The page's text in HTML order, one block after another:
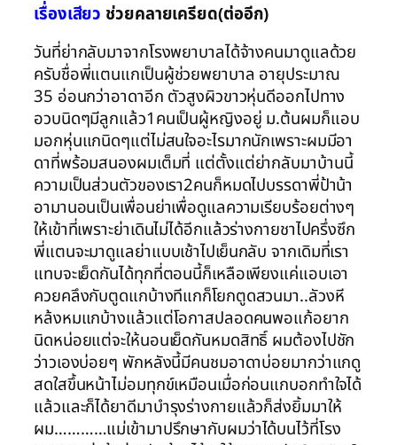
เรื่องเสียว ช่วยคลายเครียด(ต่ออีก)
วันที่ย่ากลับมาจากโรงพยาบาลได้จ้างคนมาดูแลด้วย
ครับชื่อพี่แตนแกเป็นผู้ช่วยพยาบาล อายุประมาณ
35 อ่อนกว่าอาดาอีก ตัวสูงผิวขาวหุ่นดีออกไปทาง
อวบนิดๆมีลูกแล้ว1คนเป็นผู้หญิงอยู่ ม.ต้นผมก็แอบ
มอกหุ่นแกนิดๆแต่ไม่สนใจอะไรมากนักเพราะผมมีอา
ดาที่พร้อมสนองผมเต็มที่ แต่ตั้งแต่ย่ากลับมาบ้านนี้
ความเป็นส่วนตัวของเรา2คนก็หมดไปบรรดาพี่ป้าน้า
อามานอนเป็นเพื่อนย่าเพื่อดูแลความเรียบร้อยต่างๆ
ให้เข้าที่เพราะย่าเดินไม่ได้อีกแล้วร่างกายชาไปครึ่งซึก
พี่แตนจะมาดูแลย่าแบบเช้าไปเย็นกลับ จากเดิมที่เรา
แทบจะเย็ดกันได้ทุกที่ตอนนี้ก็เหลือเพียงแค่แอบเอา
ควยคลึงกับตูดแกบ้างทีแกก็โยกตูดสวนมา..ลัวงหี
หล้งหมแกบ้างแล้วแต่โอกาสปลอดคนพอแก้อยาก
นิดหน่อยแต่จะให้นอนเย็ดกันหมดสิทธิ์ ผมต้องไปชัก
ว่าวเองบ่อยๆ พักหลังนี้มีคนชมอาดาบ่อยมากว่าแกดู
สดใสขึ้นหน้าไม่อมทุกข์เหมือนเมื่อก่อนแกบอกทำใจได้
แล้วและก็ได้ยาดีมาบำรุงร่างกายแล้วก็ส่งยิ้มมาให้
ผม…………แม่เข้ามาปรึกษากับผมว่าได้บนไว้ที่โรง